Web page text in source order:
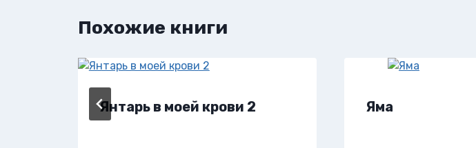
Похожие книги
Янтарь в моей крови 2 Яма